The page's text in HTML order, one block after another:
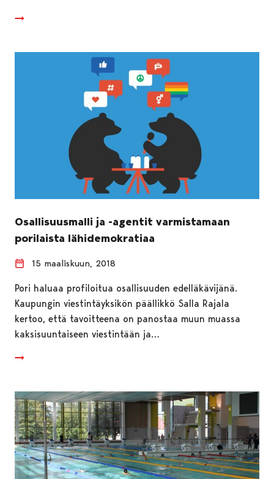
Osallisuusmalli ja -agentit varmistamaan
porilaista lähidemokratiaa
15 maaliskuun, 2018
Pori haluaa profiloitua osallisuuden edelläkävijänä.
Kaupungin viestintäyksikön päällikkö Salla Rajala
kertoo, että tavoitteena on panostaa muun muassa
kaksisuuntaiseen viestintään ja…